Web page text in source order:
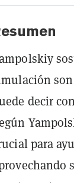
son
decir
para